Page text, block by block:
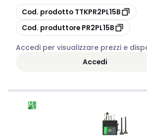
copia
Cod. prodotto TTKPR2PL15B
copia
Cod. produttore PR2PL15B
Accedi per visualizzare prezzi e
Accedi